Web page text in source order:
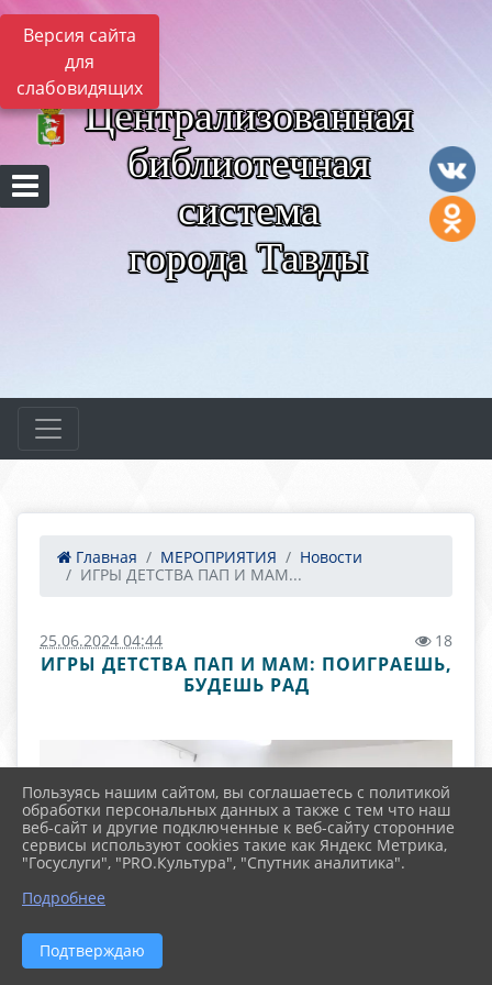
Версия сайта
для
слабовидящих
Централизованная
библиотечная
система
города Тавды
Главная МЕРОПРИЯТИЯ
Новости
ИГРЫ ДЕТСТВА ПАП И МАМ...
25.06.2024 04:44 18
ИГРЫ ДЕТСТВА ПАП И МАМ: ПОИГРАЕШЬ,
БУДЕШЬ РАД
Пользуясь нашим сайтом, вы соглашаетесь с политикой
обработки персональных данных а также с тем что наш
веб-сайт и другие подключенные к веб-сайту сторонние
сервисы используют cookies такие как Яндекс Метрика,
"Госуслуги", "PRO.Культура", "Спутник аналитика".
Подробнее
Подтверждаю